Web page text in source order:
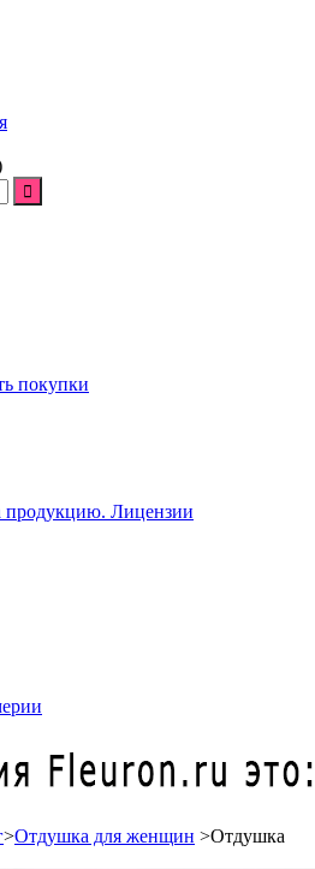
покупки
продукцию. Лицензии
>Отдушка для женщин >Отдушка